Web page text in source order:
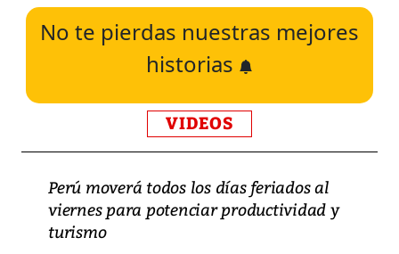
No te pierdas nuestras mejores
historias
VIDEOS
Perú moverá todos los días feriados al
viernes para potenciar productividad y
turismo